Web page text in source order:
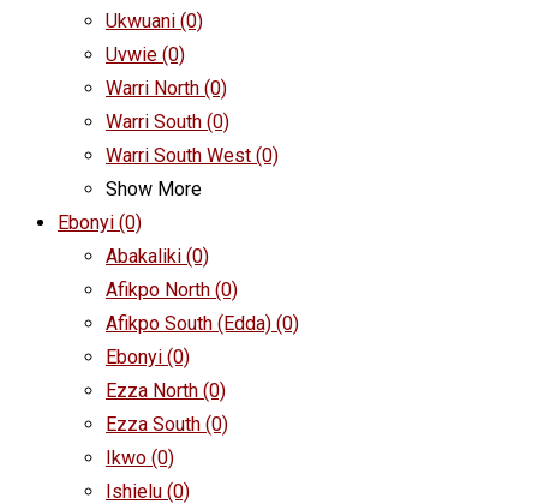
Ukwuani (0)
Uvwie (0)
Warri North (0)
Warri South (0)
Warri South West (0)
Show More
Ebonyi (0)
Abakaliki (0)
Afikpo North (0)
Afikpo South (Edda) (0)
Ebonyi (0)
Ezza North (0)
Ezza South (0)
Ikwo (0)
Ishielu (0)